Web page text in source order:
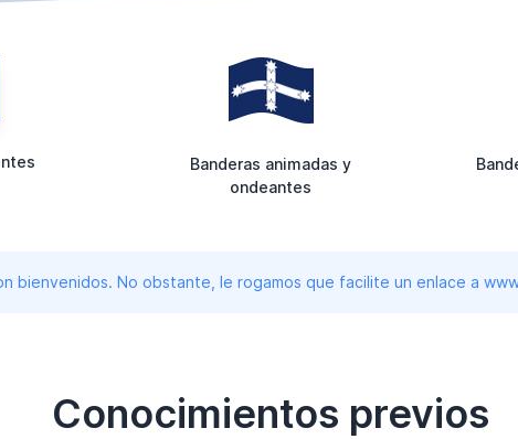
Banderas animadas y
ondeantes
bienvenidos. No obstante, le rogamos que facilite un enlace a
Conocimientos previos